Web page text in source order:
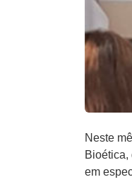
Neste
Bioética,
em